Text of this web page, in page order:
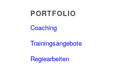
PORTFOLIO
Coaching
Trainingsangebote
Regiearbeiten